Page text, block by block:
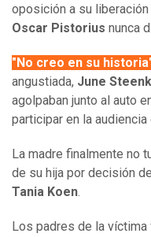
oposición a su
Oscar Pistorius nunca
"No creo en su
angustiada, June
agolpaban junto al auto
participar en la
La madre finalmente no
de su hija por decisión
Tania Koen.
Los padres de la